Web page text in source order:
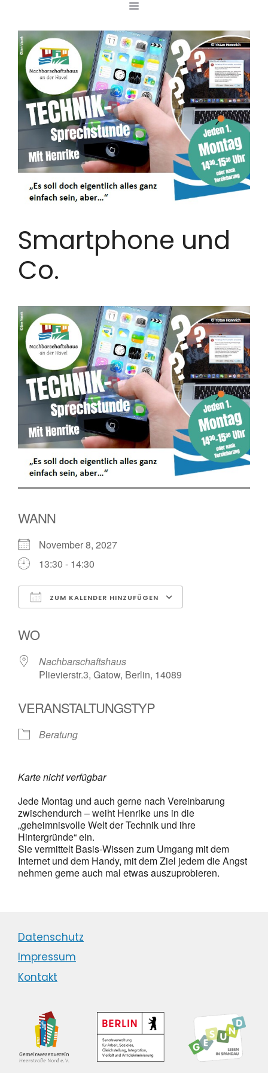
springen
MENÜ
Smartphone und
Co.
WANN
November 8, 2027
13:30 - 14:30
ZUM KALENDER HINZUFÜGEN
WO
Nachbarschaftshaus
Plievierstr.3, Gatow, Berlin, 14089
VERANSTALTUNGSTYP
Beratung
Karte nicht verfügbar
Jede Montag und auch gerne nach Vereinbarung
zwischendurch – weiht Henrike uns in die
„geheimnisvolle Welt der Technik und ihre
Hintergründe“ ein.
Sie vermittelt Basis-Wissen zum Umgang mit dem
Internet und dem Handy, mit dem Ziel jedem die Angst
nehmen gerne auch mal etwas auszuprobieren.
Datenschutz
Impressum
Kontakt